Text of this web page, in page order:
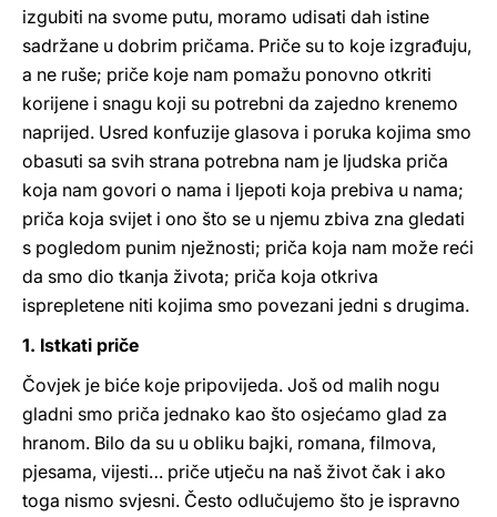
izgubiti na svome putu, moramo udisati dah istine
sadržane u dobrim pričama. Priče su to koje izgrađuju,
a ne ruše; priče koje nam pomažu ponovno otkriti
korijene i snagu koji su potrebni da zajedno krenemo
naprijed. Usred konfuzije glasova i poruka kojima smo
obasuti sa svih strana potrebna nam je ljudska priča
koja nam govori o nama i ljepoti koja prebiva u nama;
priča koja svijet i ono što se u njemu zbiva zna gledati
s pogledom punim nježnosti; priča koja nam može reći
da smo dio tkanja života; priča koja otkriva
isprepletene niti kojima smo povezani jedni s drugima.
1. Istkati priče
Čovjek je biće koje pripovijeda. Još od malih nogu
gladni smo priča jednako kao što osjećamo glad za
hranom. Bilo da su u obliku bajki, romana, filmova,
pjesama, vijesti… priče utječu na naš život čak i ako
toga nismo svjesni. Često odlučujemo što je ispravno